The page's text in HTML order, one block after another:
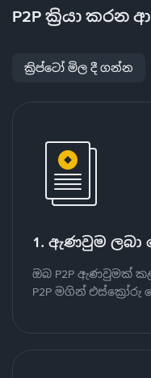
P2P ක්‍රියා කරන
ක්‍රිප්ටෝ මිල දී ගන්න
1. ඇණවුම ලබා
ඔබ P2P ඇණවුමක්
P2P මගින් එස්ක්‍රෝරු